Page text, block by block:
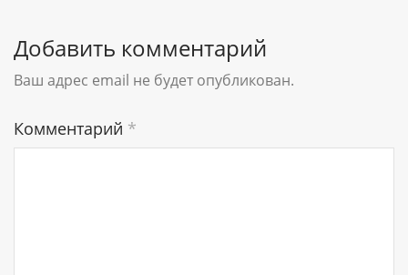
Добавить комментарий
Ваш адрес email не будет опубликован.
Комментарий *